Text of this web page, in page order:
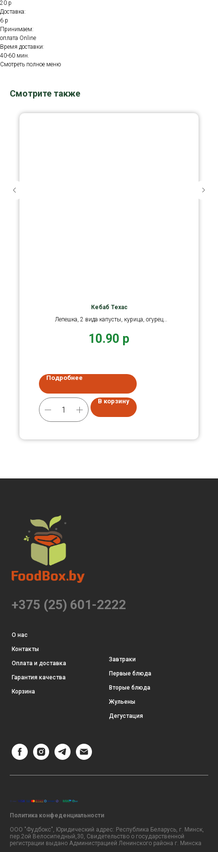
20 р
Доставка:
6 р
Принимаем:
оплата Online
Время доставки:
40-60 мин.
Смотреть полное меню
Смотрите также
Кебаб Техас
Лепешка, 2 вида капусты, курица, огурец
10.90 р
Подробнее
В корзину
+375 (25) 601-2222
О нас
Контакты
Оплата и доставка
Гарантия качества
Корзина
Завтраки
Первые блюда
Вторые блюда
Жульены
Дегустация
Политика конфеденциальности
ООО "Фудбокс", Юридический адрес: Республика Беларусь, г. Минск,
пер.2ой Велосипедный,30, Свидетельство о государственной
регистрации выдано Администрацией Ленинского района г. Минска